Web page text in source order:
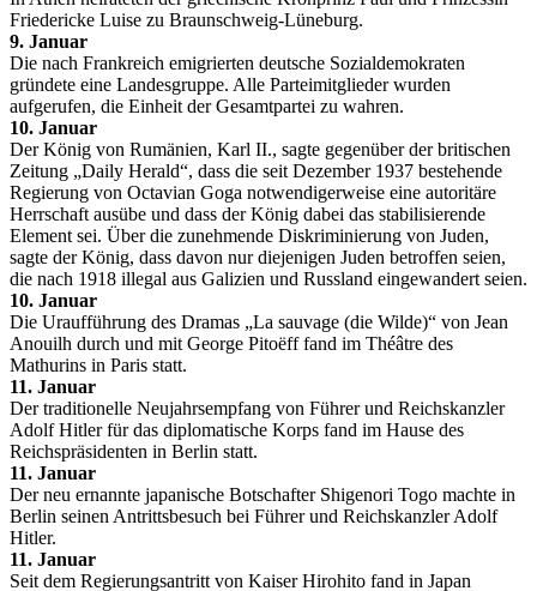
Friedericke Luise zu Braunschweig-Lüneburg.
9. Januar
Die nach Frankreich emigrierten deutsche Sozialdemokraten
gründete eine Landesgruppe. Alle Parteimitglieder wurden
aufgerufen, die Einheit der Gesamtpartei zu wahren.
10. Januar
Der König von Rumänien, Karl II., sagte gegenüber der britischen
Zeitung „Daily Herald“, dass die seit Dezember 1937 bestehende
Regierung von Octavian Goga notwendigerweise eine autoritäre
Herrschaft ausübe und dass der König dabei das stabilisierende
Element sei. Über die zunehmende Diskriminierung von Juden,
sagte der König, dass davon nur diejenigen Juden betroffen seien,
die nach 1918 illegal aus Galizien und Russland eingewandert seien.
10. Januar
Die Uraufführung des Dramas „La sauvage (die Wilde)“ von Jean
Anouilh durch und mit George Pitoëff fand im Théâtre des
Mathurins in Paris statt.
11. Januar
Der traditionelle Neujahrsempfang von Führer und Reichskanzler
Adolf Hitler für das diplomatische Korps fand im Hause des
Reichspräsidenten in Berlin statt.
11. Januar
Der neu ernannte japanische Botschafter Shigenori Togo machte in
Berlin seinen Antrittsbesuch bei Führer und Reichskanzler Adolf
Hitler.
11. Januar
Seit dem Regierungsantritt von Kaiser Hirohito fand in Japan